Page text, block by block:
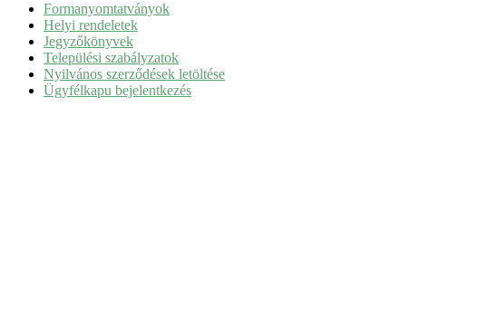
Formanyomtatványok
Helyi rendeletek
Jegyzőkönyvek
Települési szabályzatok
Nyilvános szerződések letöltése
Ügyfélkapu bejelentkezés